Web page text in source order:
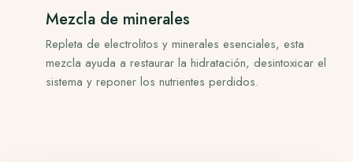
Mezcla de minerales
Repleta de electrolitos y minerales esenciales, esta
mezcla ayuda a restaurar la hidratación, desintoxicar el
sistema y reponer los nutrientes perdidos.